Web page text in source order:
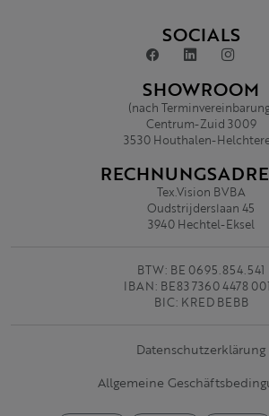
SOCIALS
SHOWROOM
(nach
Centrum-Zuid 3009
3530 Houthalen-
Tex.Vision BVBA
Oudstrijderslaan 45
3940 Hechtel-Eksel
BTW: BE 0695.854.541
IBAN: BE83 7360 4478
BIC: KRED BEBB
Datenschutzerklärung
Allgemeine